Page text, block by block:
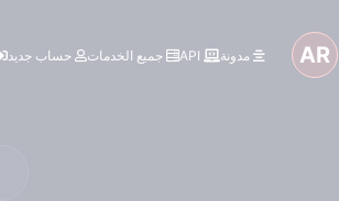
AR مدونة جميع الخدمات حساب جديد